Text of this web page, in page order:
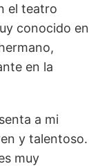
el teatro
conocido en
en la
a mi
y talentoso.
muy